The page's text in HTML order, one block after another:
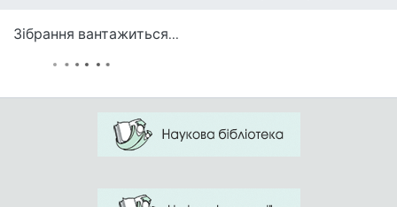
Зібрання вантажиться...